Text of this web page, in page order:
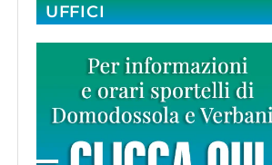
UFFICI